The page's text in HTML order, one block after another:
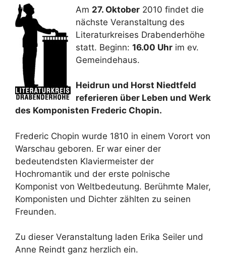
Am 27. Oktober 2010 findet die
nächste Veranstaltung des
Literaturkreises Drabenderhöhe
statt. Beginn: 16.00 Uhr im ev.
Gemeindehaus.
Heidrun und Horst Niedtfeld
referieren über Leben und Werk
des Komponisten Frederic Chopin.
Frederic Chopin wurde 1810 in einem Vorort von
Warschau geboren. Er war einer der
bedeutendsten Klaviermeister der
Hochromantik und der erste polnische
Komponist von Weltbedeutung. Berühmte Maler,
Komponisten und Dichter zählten zu seinen
Freunden.
Zu dieser Veranstaltung laden Erika Seiler und
Anne Reindt ganz herzlich ein.